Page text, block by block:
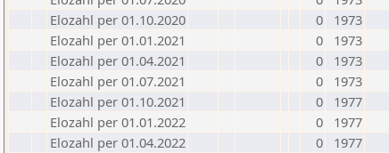
Elozahl per 01.10.2020
0
1973
Elozahl per 01.01.2021
0
1973
Elozahl per 01.04.2021
0
1973
Elozahl per 01.07.2021
0
1973
Elozahl per 01.10.2021
0
1977
Elozahl per 01.01.2022
0
1977
Elozahl per 01.04.2022
0
1977